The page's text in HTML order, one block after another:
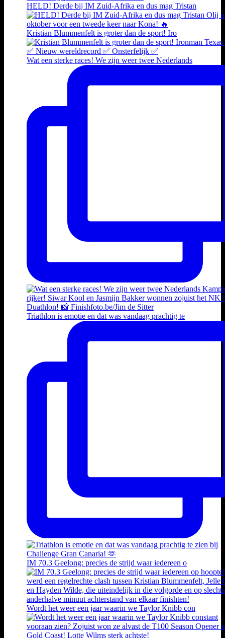
HELD! Derde bij IM Zuid-Afrika en dus mag Tristan
Kristian Blummenfelt is groter dan de sport! Iro
Wat een sterke races! We zijn weer twee Nederlands
Triathlon is emotie en dat was vandaag prachtig te
IM 70.3 Geelong: precies de strijd waar iedereen o
Wordt het weer een jaar waarin we Taylor Knibb con